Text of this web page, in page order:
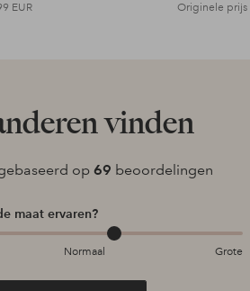
EUR Originele prijs
vinden
op 69 beoordelingen
maat ervaren?
Normaal Grote